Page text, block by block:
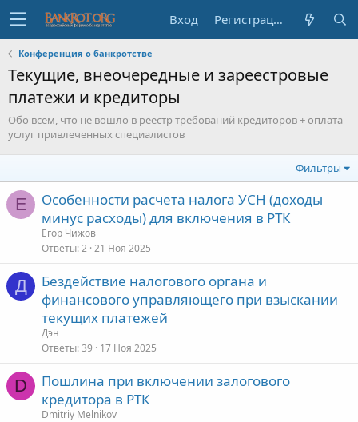
Вход Регистрация
Конференция о банкротстве
Текущие, внеочередные и зареестровые
платежи и кредиторы
Обо всем, что не вошло в реестр требований кредиторов + оплата
услуг привлеченных специалистов
Фильтры
Е
Особенности расчета налога УСН (доходы
минус расходы) для включения в РТК
Егор Чижов
Ответы 2 21 Ноя 2025
Д
Бездействие налогового органа и
финансового управляющего при взыскании
текущих платежей
Дэн
Ответы 39 17 Ноя 2025
D
Пошлина при включении залогового
кредитора в РТК
Dmitriy Melnikov